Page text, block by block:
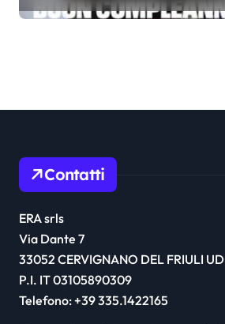
Contatti
ERA srls
Via Dante 7
33052 CERVIGNANO DEL FRIULI UD
P.I. IT 03105890309
Telefono: +39 335.1422165